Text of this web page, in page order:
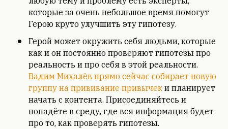
которые за очень небольшое время помогут
Герою круто улучшить эту гипотезу.
Герой может окружить себя людьми, которые
как и он постоянно проверяют гипотезы про
реальность и про себя в этой реальности.
Вадим Михалёв прямо сейчас собирает новую
группу на прививание привычек и планирует
начать с контента. Присоединяйтесь и
попадёте в среду, где вся информация будет
про то, как проверять гипотезы.